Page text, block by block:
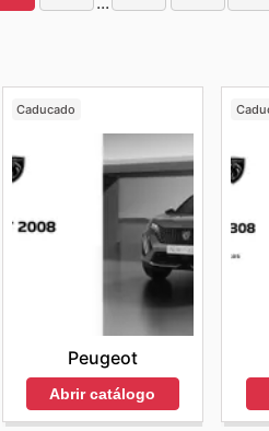
Caducado
Peugeot
Abrir catálogo